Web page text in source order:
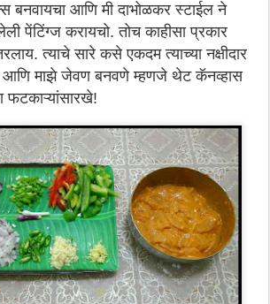
बनवायचा आणि मी दाभोळकर स्टाईल ने
पेंटिंग्ज करायचो. तोच काहीसा प्रकार
त्याचे सारे कसे एकदम त्याच्या नक्षीदार
माझे जेवण बनवणे म्हणजे थेट कॅनव्हास
फटकाऱ्यांसारखे!